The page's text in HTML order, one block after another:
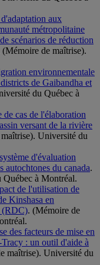
aux
métropolitaine
scénarios de réduction
(Mémoire de maîtrise).
environnementale
de Gaibandha et
du Québec à
de cas de l'élaboration
versant de la rivière
Université du
d'évaluation
autochtones du canada.
à Montréal.
de l'utilisation de
Kinshasa en
(RDC). (Mémoire de
des facteurs de mise en
: un outil d'aide à
maîtrise). Université du